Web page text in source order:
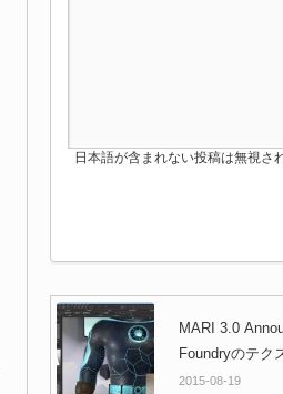
日本語が含まれない投稿は無視
MARI 3.0
Foundryのテク
ソフトウェア新
2015-08-19